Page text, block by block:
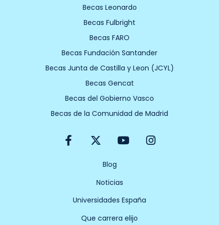
Becas Leonardo
Becas Fulbright
Becas FARO
Becas Fundación Santander
Becas Junta de Castilla y Leon (JCYL)
Becas Gencat
Becas del Gobierno Vasco
Becas de la Comunidad de Madrid
F
a
o
X
-
w
i
t
t
r
Y
o
u
b
e
I
n
Blog
Noticias
Universidades España
Que carrera elijo